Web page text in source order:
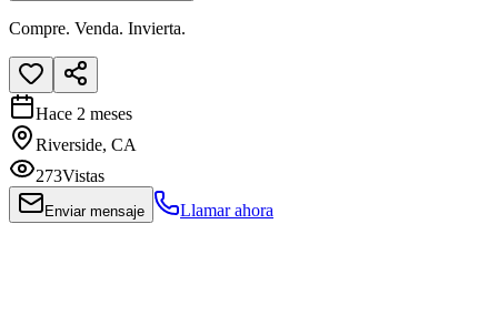
Compre. Venda. Invierta.
Hace 2 meses
Riverside, CA
273Vistas
Enviar mensaje Llamar ahora